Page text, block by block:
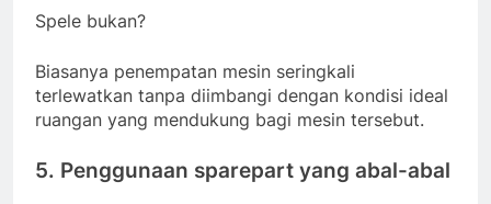
Spele bukan?
Biasanya penempatan mesin seringkali
terlewatkan tanpa diimbangi dengan kondisi ideal
ruangan yang mendukung bagi mesin tersebut.
5. Penggunaan sparepart yang abal-abal